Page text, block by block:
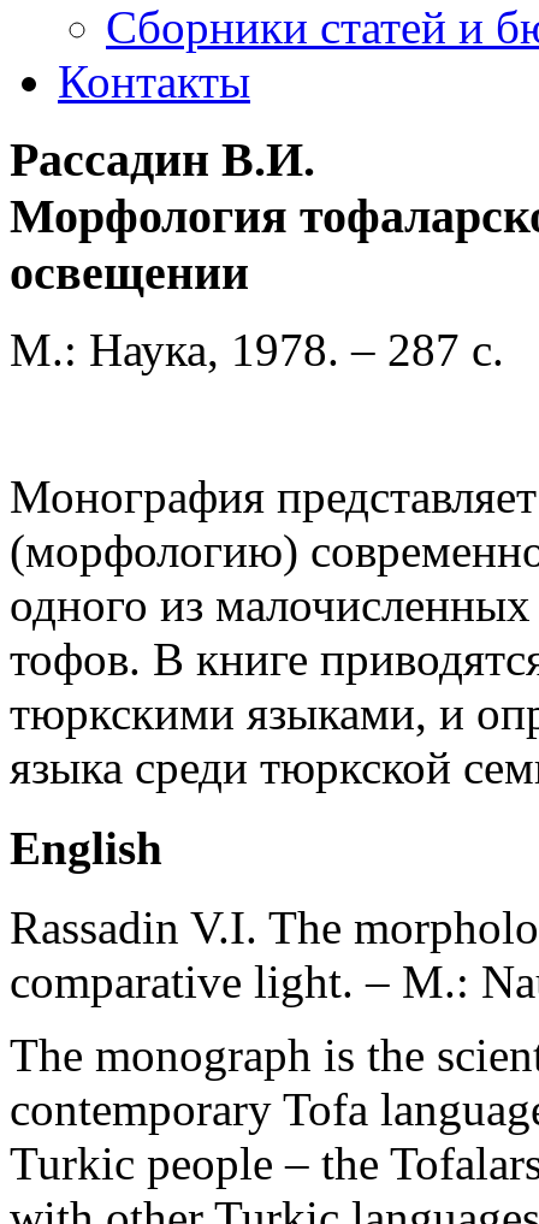
Cборники статей и
Контакты
Рассадин В.И.
Морфология
освещении
М.: Наука, 1978. – 287 с.
Монография
(морфологию)
одного из
тофов. В книге
тюркскими языками, и
языка среди тюркской
English
Rassadin V.I. The
comparative light. – M.:
The monograph is the
contemporary Tofa
Turkic people – the